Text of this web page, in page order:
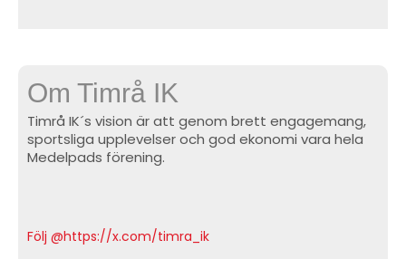
Om Timrå IK
Timrå IK´s vision är att genom brett engagemang,
sportsliga upplevelser och god ekonomi vara hela
Medelpads förening.
Följ @https://x.com/timra_ik